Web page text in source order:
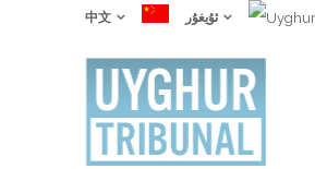
中文 ئۇيغۇر